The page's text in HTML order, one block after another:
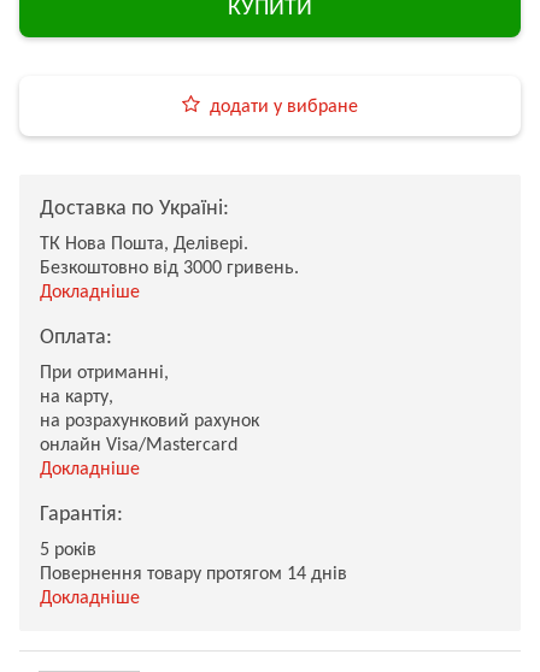
КУПИТИ
додати у вибране
Доставка по Україні:
ТК Нова Пошта, Делівері.
Безкоштовно від 3000 гривень.
Докладніше
Оплата:
При отриманні,
на карту,
на розрахунковий рахунок
онлайн Visa/Mastercard
Докладніше
Гарантія:
5 років
Повернення товару протягом 14 днів
Докладніше